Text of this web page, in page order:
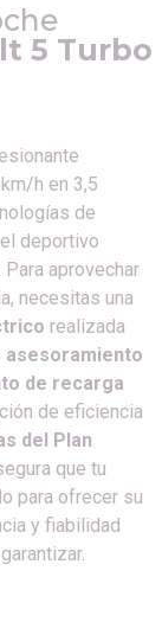
5 Turbo
h en 3,5
de
deportivo
aprovechar
necesitas una
realizada
asesoramiento
de recarga
de eficiencia
del Plan
que tu
para ofrecer su
y fiabilidad